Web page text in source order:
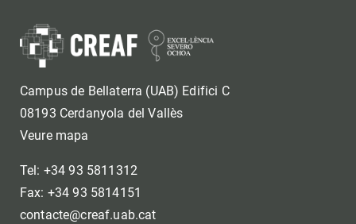
Campus de Bellaterra (UAB) Edifici C
08193 Cerdanyola del Vallès
Veure mapa
Tel: +34 93 5811312
Fax: +34 93 5814151
contacte@creaf.uab.cat